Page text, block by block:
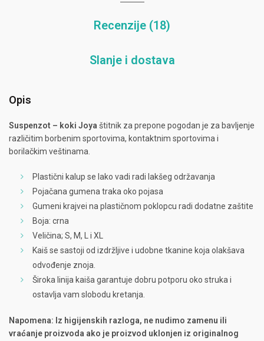
Recenzije (18)
Slanje i dostava
Opis
Suspenzot – koki Joyaštitnik za prepone pogodan je za bavljenje
različitim borbenim sportovima, kontaktnim sportovima i
borilačkim veštinama.
Plastični kalup se lako vadi radi lakšeg održavanja
Pojačana gumena traka oko pojasa
Gumeni krajvei na plastičnom poklopcu radi dodatne zaštite
Boja: crna
Veličina; S, M, L i XL
Kaiš se sastoji od izdržljive i udobne tkanine koja olakšava
odvođenje znoja.
Široka linija kaiša garantuje dobru potporu oko struka i
ostavlja vam slobodu kretanja.
Napomena: Iz higijenskih razloga, ne nudimo zamenu ili
vraćanje proizvoda ako je proizvod uklonjen iz originalnog